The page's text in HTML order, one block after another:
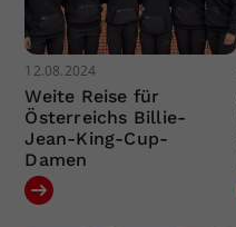
12.08.2024
Weite Reise für
Österreichs Billie-
Jean-King-Cup-
Damen